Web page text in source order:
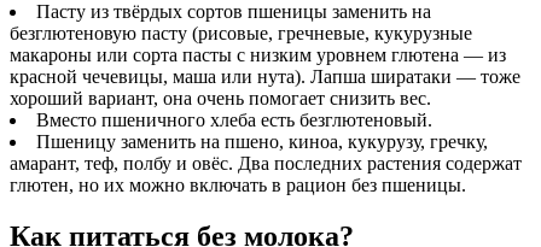
Пасту из твёрдых сортов пшеницы заменить на
безглютеновую пасту (рисовые, гречневые, кукурузные
макароны или сорта пасты с низким уровнем глютена — из
красной чечевицы, маша или нута). Лапша ширатаки — тоже
хороший вариант, она очень помогает снизить вес.
Вместо пшеничного хлеба есть безглютеновый.
Пшеницу заменить на пшено, киноа, кукурузу, гречку,
амарант, теф, полбу и овёс. Два последних растения содержат
глютен, но их можно включать в рацион без пшеницы.
Как питаться без молока?